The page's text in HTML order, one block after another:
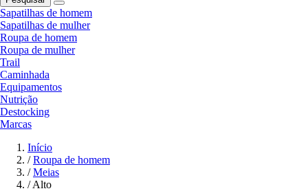
Sapatilhas de homem
Sapatilhas de mulher
Roupa de homem
Roupa de mulher
Trail
Caminhada
Equipamentos
Nutrição
Destocking
Marcas
Início
/ Roupa de homem
/ Meias
/ Alto